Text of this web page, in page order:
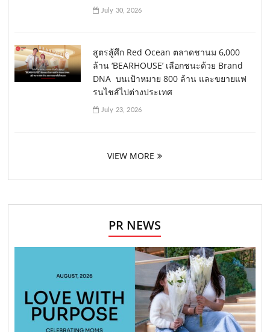
July 30, 2026
สูตรสู้ศึก Red Ocean ตลาดชานม 6,000
ล้าน ‘BEARHOUSE’ เลือกชนะด้วย Brand
DNA บนเป้าหมาย 800 ล้าน และขยายแฟ
รนไชส์ไปต่างประเทศ
July 23, 2026
VIEW MORE
PR NEWS